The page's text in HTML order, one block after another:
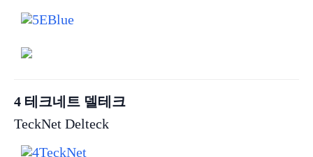
4 테크네트 델테크
TeckNet Delteck